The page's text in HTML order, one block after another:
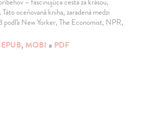
oceňovaná kniha, zaradená medzi
podľa New Yorker, The Economist, NPR,
EPUB, MOBI a PDF